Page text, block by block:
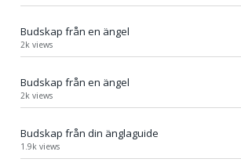
Budskap från en ängel
2k views
Budskap från en ängel
2k views
Budskap från din änglaguide
1.9k views